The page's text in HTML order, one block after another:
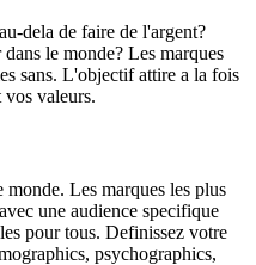
dela de faire de l'argent?
le monde? Les marques
sans. L'objectif attire a la fois
vos valeurs.
Les marques les plus
une audience specifique
pour tous. Definissez votre
psychographics,